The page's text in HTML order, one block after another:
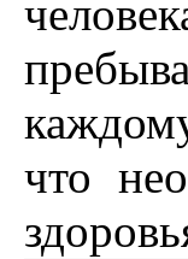
что